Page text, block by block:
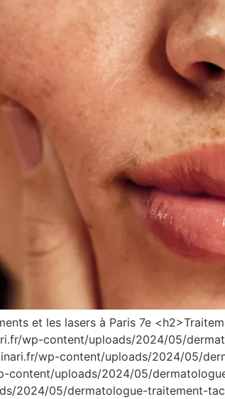
et les lasers à Paris 7e
wp-content/uploads/2024/05/
wp-content/uploads/2024/05/
content/uploads/2024/05/
2024/05/dermatologue-traitement-